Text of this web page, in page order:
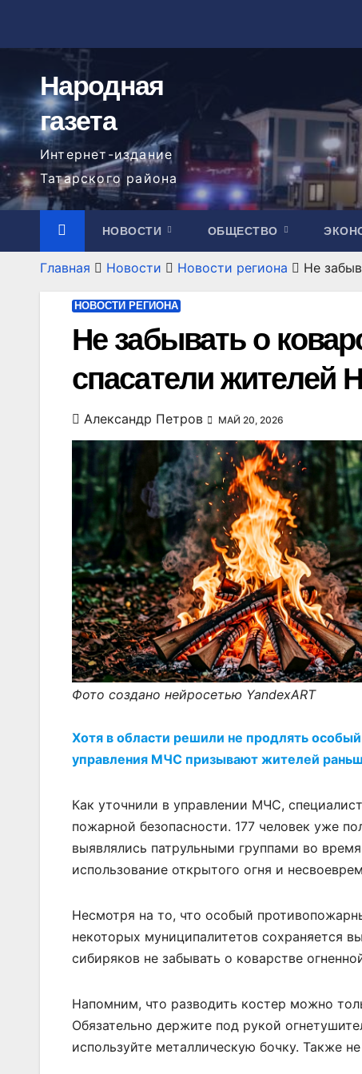
содержимому
Народная
газета
Интернет-издание
Татарского района
НОВОСТИ ОБЩЕСТВО
Главная Новости Новости региона Не
НОВОСТИ РЕГИОНА
Не забывать о
спасатели жителей
Александр Петров МАЙ 20, 2026
Фото создано нейросетью YandexART
Хотя в области решили не продлять
управления МЧС призывают жителей
Как уточнили в управлении МЧС,
пожарной безопасности. 177 человек уже
выявлялись патрульными группами во
использование открытого огня и
Несмотря на то, что особый
некоторых муниципалитетов сохраняется
сибиряков не забывать о коварстве
Напомним, что разводить костер можно
Обязательно держите под рукой
используйте металлическую бочку. Также